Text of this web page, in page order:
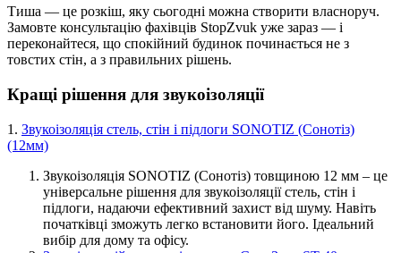
Тиша — це розкіш, яку сьогодні можна створити власноруч.
Замовте консультацію фахівців StopZvuk уже зараз — і
переконайтеся, що спокійний будинок починається не з
товстих стін, а з правильних рішень.
Кращі рішення для звукоізоляції
1. Звукоізоляція стель, стін і підлоги SONOTIZ (Сонотіз)
(12мм)
Звукоізоляція SONOTIZ (Сонотіз) товщиною 12 мм – це
універсальне рішення для звукоізоляції стель, стін і
підлоги, надаючи ефективний захист від шуму. Навіть
початківці зможуть легко встановити його. Ідеальний
вибір для дому та офісу.